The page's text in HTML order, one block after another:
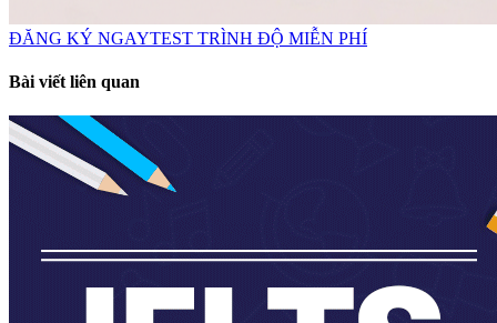
ĐĂNG KÝ NGAYTEST TRÌNH ĐỘ MIỄN PHÍ
Bài viết liên quan